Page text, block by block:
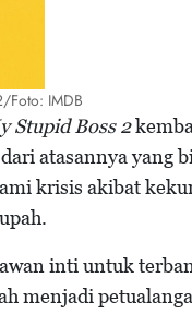
Foto: IMDB
Stupid Boss 2
atasannya yang
krisis akibat
inti untuk
menjadi